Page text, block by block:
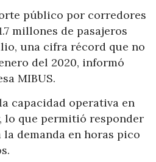
público por corredores
millones de pasajeros
una cifra récord que no
del 2020, informó
MIBUS.
capacidad operativa en
lo que permitió responder
demanda en horas pico